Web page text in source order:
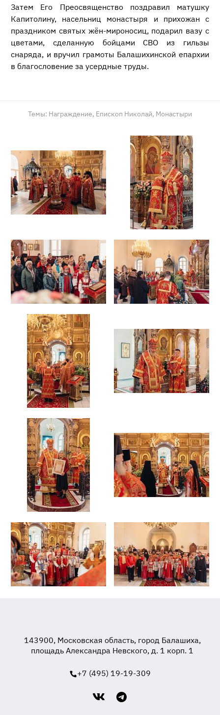
Затем Его Преосвященство поздравил матушку
Капитолину, насельниц монастыря и прихожан с
праздником святых жён-мироносиц, подарил вазу с
цветами, сделанную бойцами СВО из гильзы
снаряда, и вручил грамоты Балашихинской епархии
в благословение за усердные труды.
Темы: Награждение, Епископ Николай, Монастыри
143900, Московская область, город Балашиха,
площадь Александра Невского, д. 1 корп. 1
+7 (495) 19-19-309